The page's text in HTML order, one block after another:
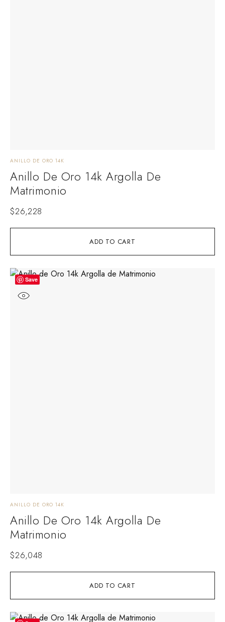
ADD TO CART
ANILLO DE ORO 14K
Anillo De Oro 14k Argolla De
Matrimonio
$26,228
Save
ADD TO CART
ANILLO DE ORO 14K
Anillo De Oro 14k Argolla De
Matrimonio
$26,048